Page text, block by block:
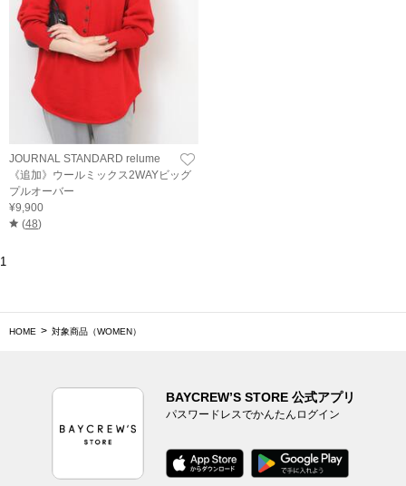
JOURNAL STANDARD relume
《追加》ウールミックス2WAYビッグ
プルオーバー
¥9,900
(48)
1
HOME 対象商品（WOMEN）
BAYCREW’S STORE 公式アプリ
パスワードレスでかんたんログイン